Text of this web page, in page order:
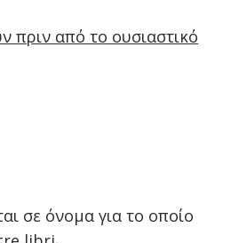
πριν από το ουσιαστικό
σε όνομα για το οποίο